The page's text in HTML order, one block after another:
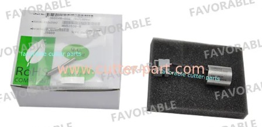
সাইট
ম্যাপ
PRIVACY
POLICY